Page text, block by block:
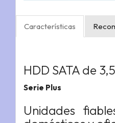
Características
HDD SATA de
Serie Plus
Unidades